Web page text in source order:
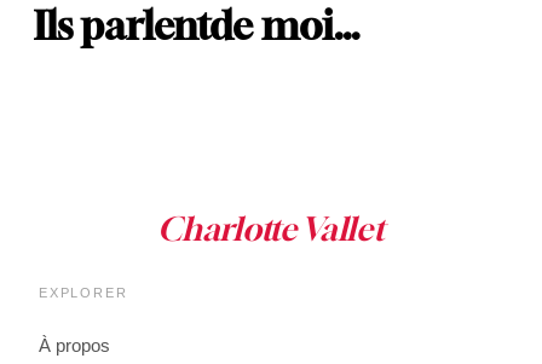
Ils parlentde moi…
EXPLORER
À propos